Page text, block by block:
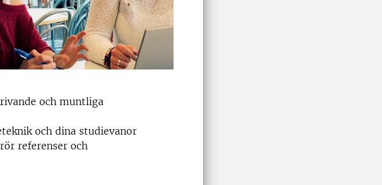
och muntliga
och dina studievanor
referenser och